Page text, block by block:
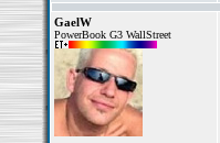
GaelW
PowerBook G3 WallStreet